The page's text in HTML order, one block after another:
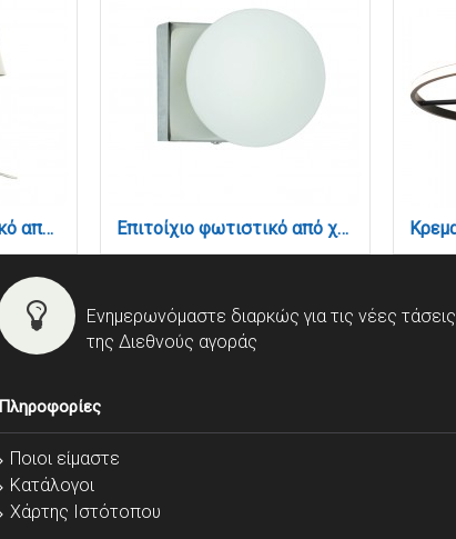
Επιτραπέζιο φωτιστικό από μέταλλο σε χρώμιο απόχρωση και υφασμάτινο καπέλο 1XE14 D:40cm (3425-Χρώμιο) Επιτοίχιο φωτιστικό από χρώμιο μέταλλο και λευκή οπαλίνα 1XG9 D:9cm (43420-1)
Ενημερωνόμαστε διαρκώς για τις νέες τάσεις
της Διεθνούς αγοράς
Πληροφορίες
Ποιοι είμαστε
Κατάλογοι
Χάρτης Ιστότοπου